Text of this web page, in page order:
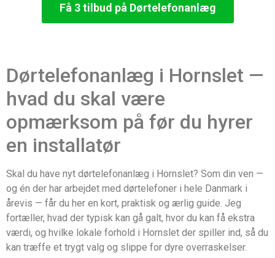
Få 3 tilbud på Dørtelefonanlæg
Dørtelefonanlæg i Hornslet —
hvad du skal være
opmærksom på før du hyrer
en installatør
Skal du have nyt dørtelefonanlæg i Hornslet? Som din ven —
og én der har arbejdet med dørtelefoner i hele Danmark i
årevis — får du her en kort, praktisk og ærlig guide. Jeg
fortæller, hvad der typisk kan gå galt, hvor du kan få ekstra
værdi, og hvilke lokale forhold i Hornslet der spiller ind, så du
kan træffe et trygt valg og slippe for dyre overraskelser.